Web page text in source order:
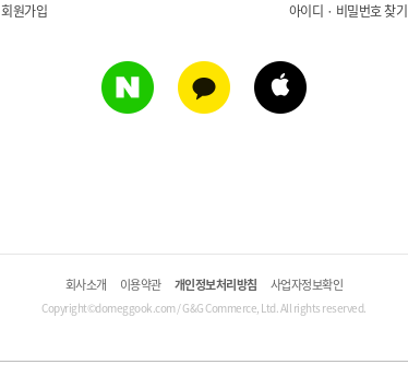
회원가입 아이디 · 비밀번호 찾기
회사소개 이용약관 개인정보처리방침 사업자정보확인
Copyright©domeggook.com / G&G Commerce, Ltd. All rights reserved.